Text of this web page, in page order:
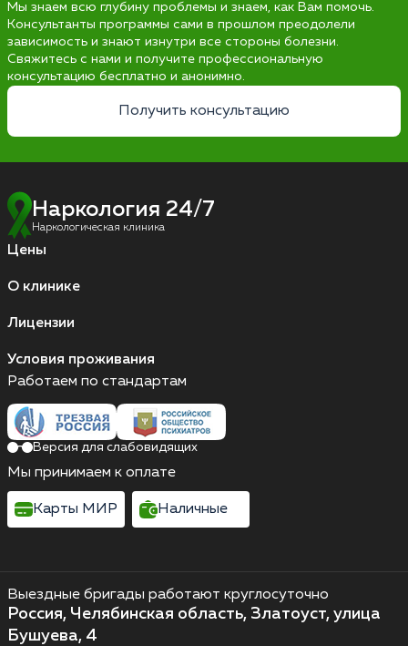
Мы знаем всю глубину проблемы и знаем, как Вам помочь.
Консультанты программы сами в прошлом преодолели
зависимость и знают изнутри все стороны болезни.
Свяжитесь с нами и получите профессиональную
консультацию бесплатно и анонимно.
Получить консультацию
Наркология 24/7
Наркологическая клиника
Цены
О клинике
Лицензии
Условия проживания
Выездные бригады работают круглосуточно
Россия, Челябинская область, Златоуст, улица
Бушуева, 4
Работаем по стандартам
Версия для слабовидящих
Мы принимаем к оплате
Карты МИР Наличные